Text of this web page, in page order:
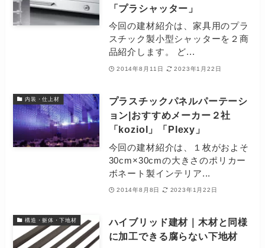
「プラシャッター」
今回の建材紹介は、家具用のプラ
スチック製小型シャッターを２商
品紹介します。 ど...
2014年8月11日 2023年1月22日
内装・仕上材
プラスチックパネルパーテーシ
ョン|おすすめメーカー２社
「koziol」「Plexy」
今回の建材紹介は、１枚がおよそ
30cm×30cmの大きさのポリカー
ボネート製インテリア...
2014年8月8日 2023年1月22日
構造・躯体・下地材
ハイブリッド建材｜木材と同様
に加工できる腐らない下地材